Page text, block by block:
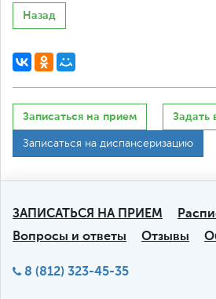
Назад
Записаться на прием Задать
Записаться на диспансеризацию
ЗАПИСАТЬСЯ НА ПРИЕМ
Вопросы и ответы
Отзывы
8 (812) 323-45-35